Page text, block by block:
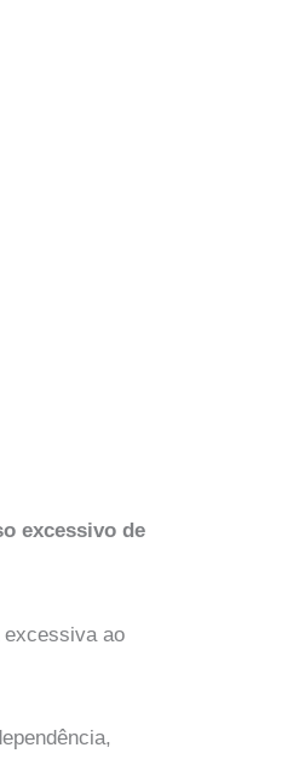
excessivo de
excessiva ao